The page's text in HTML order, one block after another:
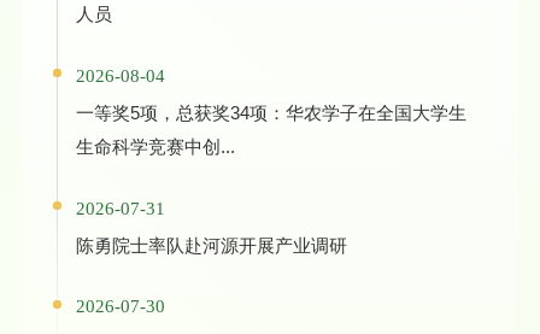
人员
2026-08-04
一等奖5项，总获奖34项：华农学子在全国大学生
生命科学竞赛中创...
2026-07-31
陈勇院士率队赴河源开展产业调研
2026-07-30